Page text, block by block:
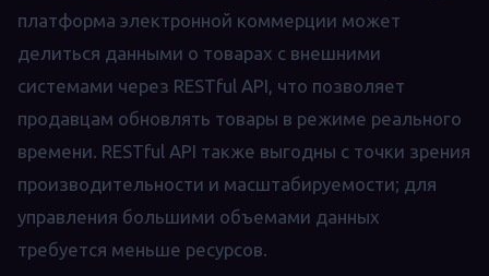
платформа электронной коммерции может
делиться данными о товарах с внешними
системами через RESTful API, что позволяет
продавцам обновлять товары в режиме реального
времени. RESTful API также выгодны с точки зрения
производительности и масштабируемости; для
управления большими объемами данных
требуется меньше ресурсов.